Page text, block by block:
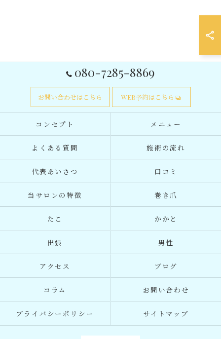
080-7285-8869
お問い合わせはこちら WEB予約はこちら
コンセプト メニュー
よくある質問 施術の流れ
代表あいさつ 口コミ
当サロンの特徴 巻き爪
たこ かかと
出張 男性
アクセス ブログ
コラム お問い合わせ
プライバシーポリシー サイトマップ